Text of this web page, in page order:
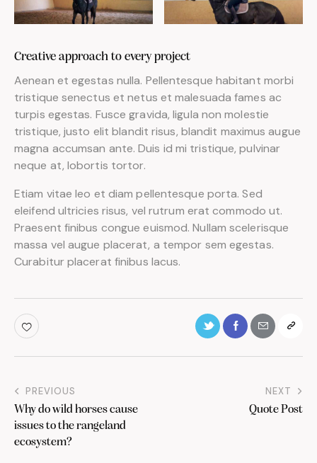
Creative approach to every project
Aenean et egestas nulla. Pellentesque habitant morbi
tristique senectus et netus et malesuada fames ac
turpis egestas. Fusce gravida, ligula non molestie
tristique, justo elit blandit risus, blandit maximus augue
magna accumsan ante. Duis id mi tristique, pulvinar
neque at, lobortis tortor.
Etiam vitae leo et diam pellentesque porta. Sed
eleifend ultricies risus, vel rutrum erat commodo ut.
Praesent finibus congue euismod. Nullam scelerisque
massa vel augue placerat, a tempor sem egestas.
Curabitur placerat finibus lacus.
PREVIOUS
Why do wild horses cause
issues to the rangeland
ecosystem?
NEXT
Quote Post